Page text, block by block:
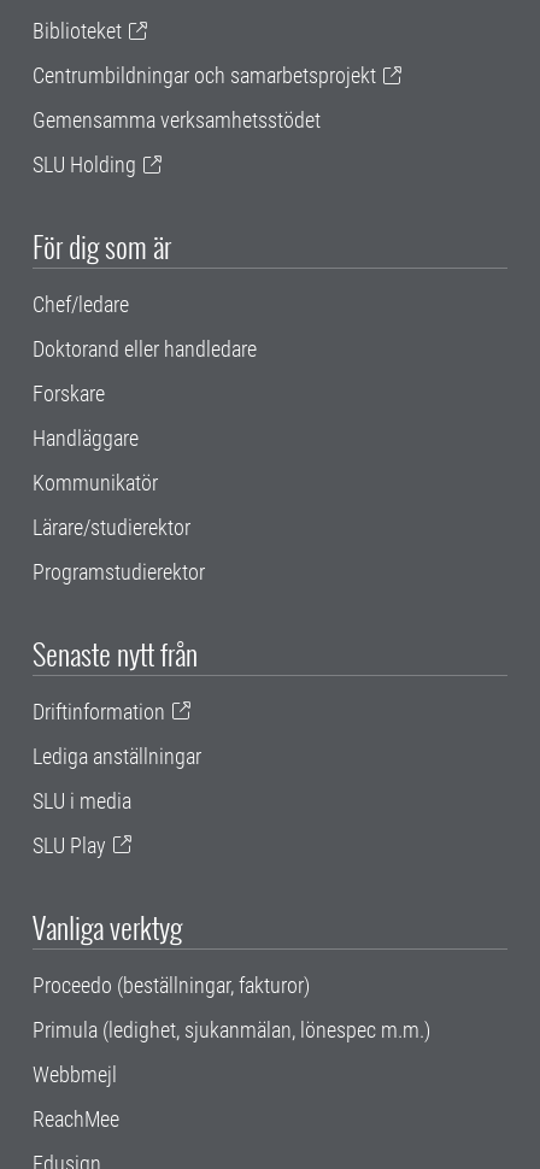
Biblioteket
Centrumbildningar och samarbetsprojekt
Gemensamma verksamhetsstödet
SLU Holding
För dig som är
Chef/ledare
Doktorand eller handledare
Forskare
Handläggare
Kommunikatör
Lärare/studierektor
Programstudierektor
Senaste nytt från
Driftinformation
Lediga anställningar
SLU i media
SLU Play
Vanliga verktyg
Proceedo (beställningar, fakturor)
Primula (ledighet, sjukanmälan, lönespec m.m.)
Webbmejl
ReachMee
Edusign